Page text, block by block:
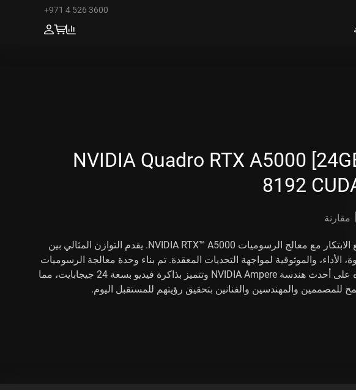
+971 4 526 3600
NVIDIA Quadro RTX A5000
8192
مقارنة
دفع الابتكار مع معالج الرسوميات NVIDIA RTX™ A5000. يقدم التوازن المثالي بين
الأداء، والموثوقية لمواجهة التحديات المعقدة. تم بناء وحدة معالجة الرسوميات
هذه على أحدث هندسة NVIDIA Ampere وتتميز بذاكرة فيديو بسعة 24 جيجابايت، مما
للمصممين والمهندسين والفنانين بتحقيق رؤيتهم للمستقبل اليوم.